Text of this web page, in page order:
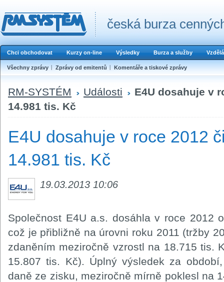
česká burza
Chci obchodovat Kurzy on-line Výsledky Burza a služby
Všechny zprávy Zprávy od emitentů Komentáře a tiskové zprávy
RM-SYSTÉM Události
E4U dosahuje v
14.981 tis. Kč
E4U dosahuje v roce 2012
14.981 tis. Kč
19.03.2013 10:06
Společnost E4U a.s. dosáhla v roce 2012
což je přibližně na úrovni roku 2011 (tržby
zdaněním meziročně vzrostl na 18.715 tis.
15.807 tis. Kč). Úplný výsledek za
daně ze zisku, meziročně mírně poklesl na